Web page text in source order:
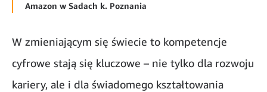
Amazon w Sadach k. Poznania
W zmieniającym się świecie to kompetencje
cyfrowe stają się kluczowe – nie tylko dla rozwoju
kariery, ale i dla świadomego kształtowania